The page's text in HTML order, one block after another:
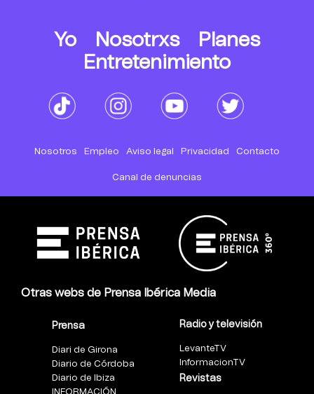
Yo Nosotrxs
Planes
Entretenimiento
Nosotros Empleo Aviso legal Privacidad Contacto
Canal de denuncias
Otras webs de Prensa Ibérica Media
Prensa
Diari de Girona
Diario de Córdoba
Diario de Ibiza
INFORMACIÓN
Radio y televisión
LevanteTV
InformacionTV
Revistas